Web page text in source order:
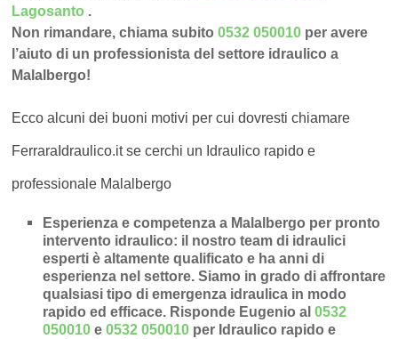
Lagosanto .
Non rimandare, chiama subito0532 050010 per avere
l’aiuto di un professionista del settore idraulico a
Malalbergo!
Ecco alcuni dei buoni motivi per cui dovresti chiamare
FerraraIdraulico.it se cerchi un Idraulico rapido e
professionale Malalbergo
Esperienza e competenza a Malalbergo per pronto
intervento idraulico: il nostro team di idraulici
esperti è altamente qualificato e ha anni di
esperienza nel settore. Siamo in grado di affrontare
qualsiasi tipo di emergenza idraulica in modo
rapido ed efficace. Risponde Eugenio al0532
050010 e0532 050010 per Idraulico rapido e